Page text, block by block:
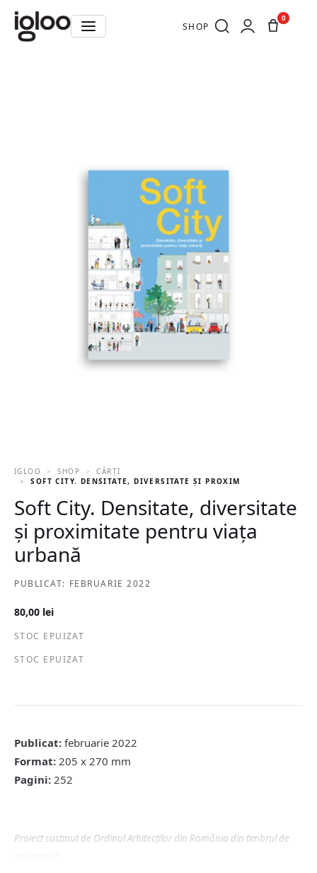
SHOP
0
IGLOO SHOP
CĂRȚI
SOFT CITY. DENSITATE, DIVERSITATE ȘI PROXIMITATE PENTRU
Soft City. Densitate, diversitate
și proximitate pentru viața
urbană
PUBLICAT: FEBRUARIE 2022
80,00 lei
STOC EPUIZAT
STOC EPUIZAT
Publicat: februarie 2022
Format: 205 x 270 mm
Pagini: 252
Proiect susținut de Ordinul Arhitecților din România din timbrul de